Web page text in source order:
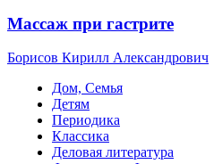
Массаж при гастрите
Борисов Кирилл Александрович
Дом, Семья
Детям
Периодика
Классика
Деловая литература